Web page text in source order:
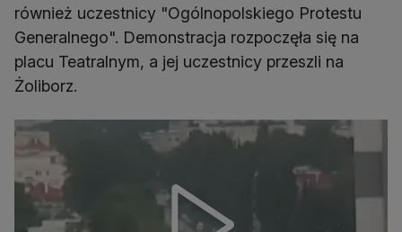
również uczestnicy "Ogólnopolskiego Protestu
Generalnego". Demonstracja rozpoczęła się na
placu Teatralnym, a jej uczestnicy przeszli na
Żoliborz.